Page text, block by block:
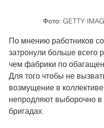
Фото: GETTY
По мнению работников
затронули больше всего
чем фабрики по
Для того чтобы не
возмущение в
непродляют выборочно в
бригадах.